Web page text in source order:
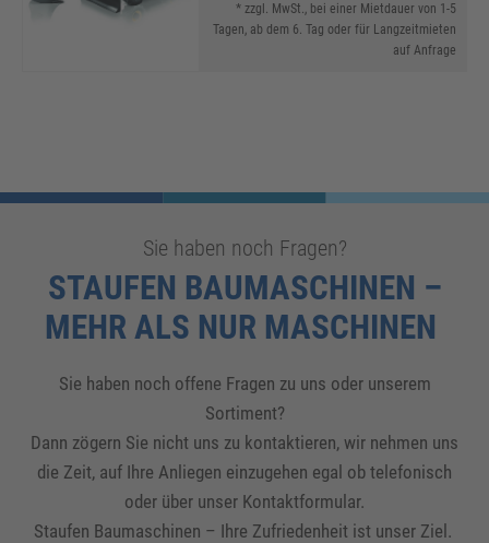
* zzgl. MwSt., bei einer Mietdauer von 1-5
Tagen, ab dem 6. Tag oder für Langzeitmieten
auf Anfrage
Sie haben noch Fragen?
STAUFEN BAUMASCHINEN –
MEHR ALS NUR MASCHINEN
Sie haben noch offene Fragen zu uns oder unserem
Sortiment?
Dann zögern Sie nicht uns zu kontaktieren, wir nehmen uns
die Zeit, auf Ihre Anliegen einzugehen egal ob telefonisch
oder über unser Kontaktformular.
Staufen Baumaschinen – Ihre Zufriedenheit ist unser Ziel.